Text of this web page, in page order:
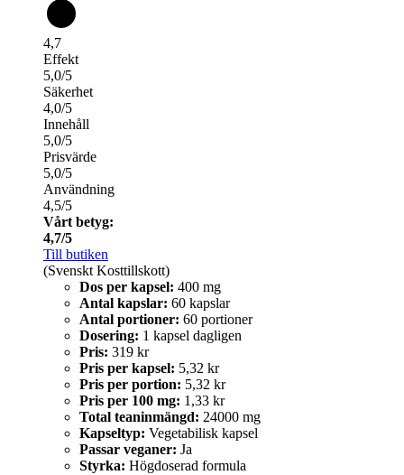
4,7
Effekt
5,0/5
Säkerhet
4,0/5
Innehåll
5,0/5
Prisvärde
5,0/5
Användning
4,5/5
Vårt betyg:
4,7/5
Till butiken
(Svenskt Kosttillskott)
Dos per kapsel: 400 mg
Antal kapslar: 60 kapslar
Antal portioner: 60 portioner
Dosering: 1 kapsel dagligen
Pris: 319 kr
Pris per kapsel: 5,32 kr
Pris per portion: 5,32 kr
Pris per 100 mg: 1,33 kr
Total teaninmängd: 24000 mg
Kapseltyp: Vegetabilisk kapsel
Passar veganer: Ja
Styrka: Högdoserad formula